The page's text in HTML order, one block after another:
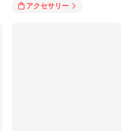
アクセサリー